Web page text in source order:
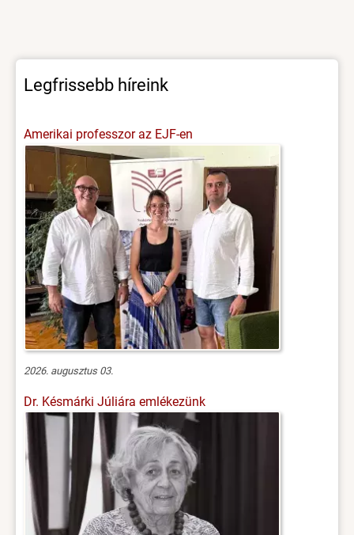
Legfrissebb híreink
Amerikai professzor az EJF-en
2026. augusztus 03.
Dr. Késmárki Júliára emlékezünk